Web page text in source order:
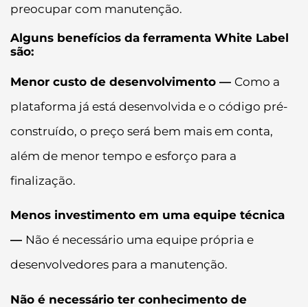
preocupar com manutenção.
Alguns benefícios da ferramenta White Label
são:
Menor custo de desenvolvimento — Como a
plataforma já está desenvolvida e o código pré-
construído, o preço será bem mais em conta,
além de menor tempo e esforço para a
finalização.
Menos investimento em uma equipe técnica
— Não é necessário uma equipe própria e
desenvolvedores para a manutenção.
Não é necessário ter conhecimento de